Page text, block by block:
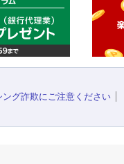
ング詐欺にご注意ください